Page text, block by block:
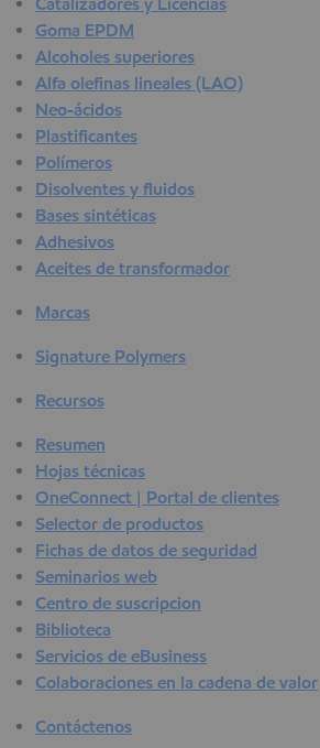
Goma EPDM
Alcoholes superiores
Alfa olefinas lineales (LAO)
Neo-ácidos
Plastificantes
Polímeros
Disolventes y fluidos
Bases sintéticas
Adhesivos
Aceites de transformador
Marcas
Signature Polymers
Recursos
Resumen
Hojas técnicas
OneConnect | Portal de clientes
Selector de productos
Fichas de datos de seguridad
Seminarios web
Centro de suscripcion
Biblioteca
Servicios de eBusiness
Colaboraciones en la cadena de valor
Contáctenos